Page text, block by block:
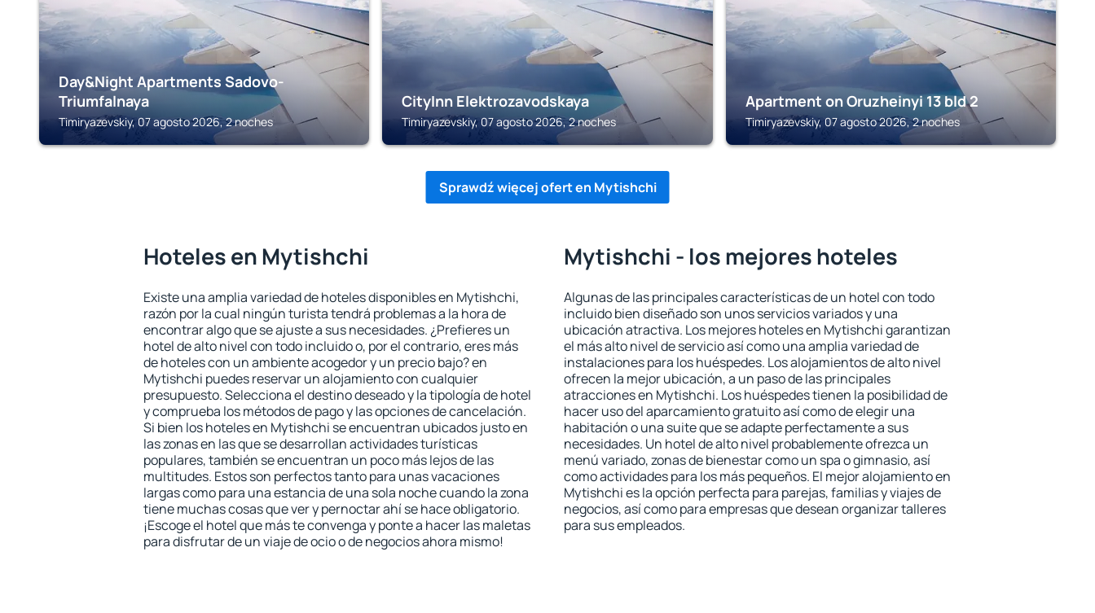
Day&Night Apartments Sadovo-
Triumfalnaya
Timiryazevskiy, 07 agosto 2026, 2 noches
CityInn Elektrozavodskaya
Timiryazevskiy, 07 agosto 2026, 2 noches
Apartment on Oruzheinyi 13 bld 2
Timiryazevskiy, 07 agosto 2026, 2 noches
Sprawdź więcej ofert en Mytishchi
Hoteles en Mytishchi
Existe una amplia variedad de hoteles disponibles en Mytishchi,
razón por la cual ningún turista tendrá problemas a la hora de
encontrar algo que se ajuste a sus necesidades. ¿Prefieres un
hotel de alto nivel con todo incluido o, por el contrario, eres más
de hoteles con un ambiente acogedor y un precio bajo? en
Mytishchi puedes reservar un alojamiento con cualquier
presupuesto. Selecciona el destino deseado y la tipología de hotel
y comprueba los métodos de pago y las opciones de cancelación.
Si bien los hoteles en Mytishchi se encuentran ubicados justo en
las zonas en las que se desarrollan actividades turísticas
populares, también se encuentran un poco más lejos de las
multitudes. Estos son perfectos tanto para unas vacaciones
largas como para una estancia de una sola noche cuando la zona
tiene muchas cosas que ver y pernoctar ahí se hace obligatorio.
¡Escoge el hotel que más te convenga y ponte a hacer las maletas
para disfrutar de un viaje de ocio o de negocios ahora mismo!
Mytishchi - los mejores hoteles
Algunas de las principales características de un hotel con todo
incluido bien diseñado son unos servicios variados y una
ubicación atractiva. Los mejores hoteles en Mytishchi garantizan
el más alto nivel de servicio así como una amplia variedad de
instalaciones para los huéspedes. Los alojamientos de alto nivel
ofrecen la mejor ubicación, a un paso de las principales
atracciones en Mytishchi. Los huéspedes tienen la posibilidad de
hacer uso del aparcamiento gratuito así como de elegir una
habitación o una suite que se adapte perfectamente a sus
necesidades. Un hotel de alto nivel probablemente ofrezca un
menú variado, zonas de bienestar como un spa o gimnasio, así
como actividades para los más pequeños. El mejor alojamiento en
Mytishchi es la opción perfecta para parejas, familias y viajes de
negocios, así como para empresas que desean organizar talleres
para sus empleados.